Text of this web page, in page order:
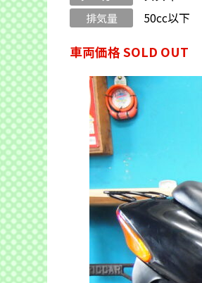
排気量 50cc以下
車両価格 SOLD OUT